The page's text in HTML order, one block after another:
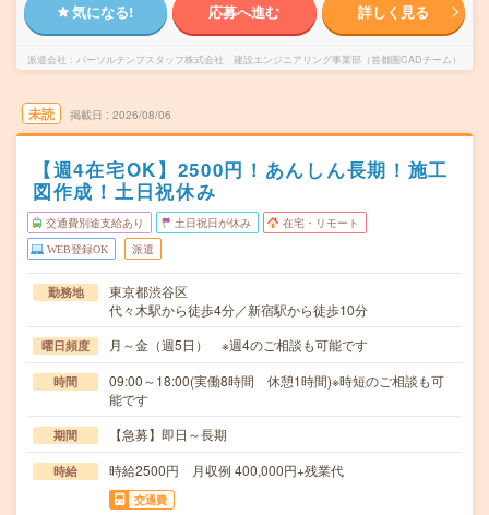
気になる! 応募へ進む 詳しく見る
派遣会社 パーソルテンプスタッフ株式会社 建設エンジニアリング事業部（首都圏CADチーム）
未読 掲載日 2026/08/06
【週4在宅OK】2500円！あんしん長期！施工
図作成！土日祝休み
交通費別途支給あり 土日祝日が休み 在宅・リモート
WEB登録OK 派遣
勤務地
東京都渋谷区
代々木駅から徒歩4分／新宿駅から徒歩10分
曜日頻度 月～金（週5日） ※週4のご相談も可能です
時間
09:00～18:00(実働8時間 休憩1時間)※時短のご相談も可
能です
期間 【急募】即日～長期
時給 時給2500円 月収例 400,000円+残業代
交通費